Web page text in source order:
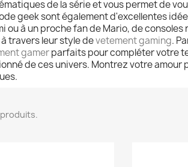
de la série et vous permet de
geek sont également d'excellentes
ou à un proche fan de Mario, de consoles
travers leur style devetement gaming.
gamerparfaits pour compléter votre
de ces univers. Montrez votre
produits.